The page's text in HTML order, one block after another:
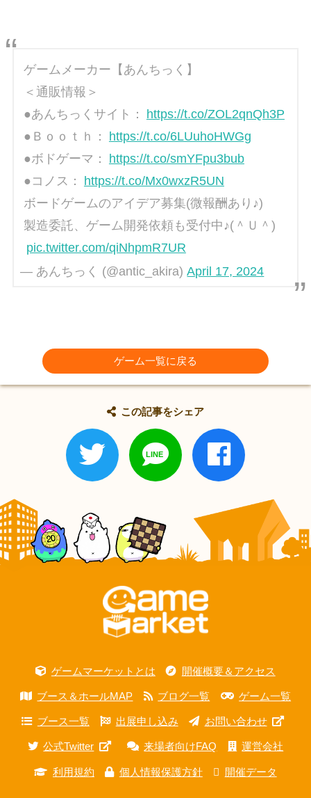
ゲームメーカー【あんちっく】
＜通販情報＞
●あんちっくサイト：
https://t.co/ZOL2qnQh3P
●Ｂｏｏｔｈ：
https://t.co/6LUuhoHWGg
●ボドゲーマ：
https://t.co/smYFpu3bub
●コノス：
https://t.co/Mx0wxzR5UN
ボードゲームのアイデア募集(微報酬あり♪)
製造委託、ゲーム開発依頼も受付中♪(＾Ｕ＾)
pic.twitter.com/qiNhpmR7UR
— あんちっく (@antic_akira)April 17, 2024
ゲーム一覧に戻る
この記事をシェア
ゲームマーケットとは 開催概要＆アクセス
ブース＆ホールMAP ブログ一覧 ゲーム一覧
ブース一覧 出展申し込み お問い合わせ
公式Twitter 来場者向けFAQ 運営会社
利用規約 個人情報保護方針 開催データ